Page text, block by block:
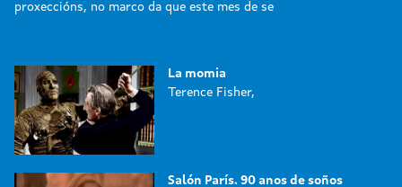
proxeccións, no marco da que este mes de se
La momia
Terence Fisher,
Salón París. 90 anos de soños